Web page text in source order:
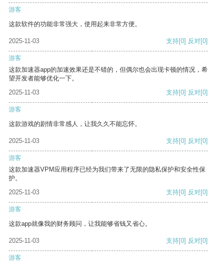
游客
这款软件的功能非常强大，使用起来非常方便。
2025-11-03 支持[0] 反对[0]
游客
这款加速器app的加速效果还是不错的，但偶尔也会出现卡顿的情况，希
望开发者能够优化一下。
2025-11-03
支持[0] 反对[0]
游客
这款游戏的剧情非常感人，让我久久不能忘怀。
2025-11-03 支持[0] 反对[0]
游客
这款加速器VPM应用程序已经为我们带来了无限的隐私保护和安全性保
护。
2025-11-03
支持[0] 反对[0]
游客
这款app就像我的财务顾问，让我能够省钱又省心。
2025-11-03 支持[0] 反对[0]
游客